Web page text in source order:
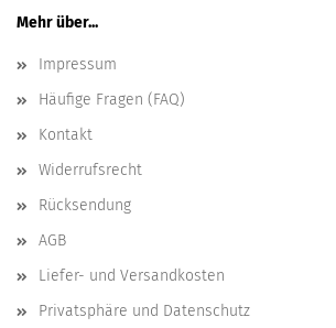
Mehr über...
Impressum
Häufige Fragen (FAQ)
Kontakt
Widerrufsrecht
Rücksendung
AGB
Liefer- und Versandkosten
Privatsphäre und Datenschutz